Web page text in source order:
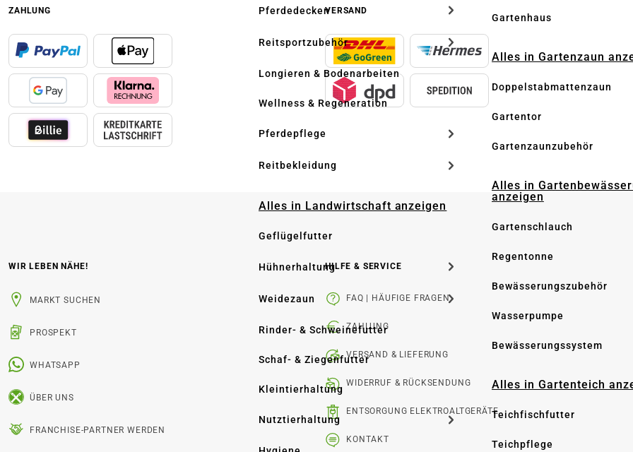
Pferdedecken
Reitsportzubehör
Longieren & Bodenarbeiten
Wellness & Regeneration
Pferdepflege
Reitbekleidung
Alles in Landwirtschaft anzeigen
Geflügelfutter
Hühnerhaltung
Weidezaun
Rinder- & Schweinefutter
Schaf- & Ziegenfutter
Kleintierhaltung
Nutztierhaltung
Gartenhaus
Alles in Gartenzaun
Doppelstabmattenzaun
Gartentor
Gartenzaunzubehör
Alles in
anzeigen
Gartenschlauch
Regentonne
Bewässerungszubehör
Wasserpumpe
Bewässerungssystem
Alles in Gartenteich
Teichfischfutter
Teichpflege
ZAHLUNG VERSAND
WIR LEBEN NÄHE!
MARKT SUCHEN
PROSPEKT
WHATSAPP
ÜBER UNS
FRANCHISE-PARTNER WERDEN
HILFE & SERVICE
FAQ | HÄUFIGE FRAGEN
ZAHLUNG
VERSAND & LIEFERUNG
WIDERRUF & RÜCKSENDUNG
ENTSORGUNG ELEKTROALTGERÄTE
KONTAKT